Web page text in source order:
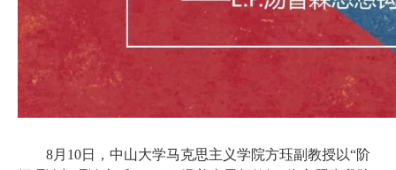
8月10日，中山大学马克思主义学院方珏副教授以“阶